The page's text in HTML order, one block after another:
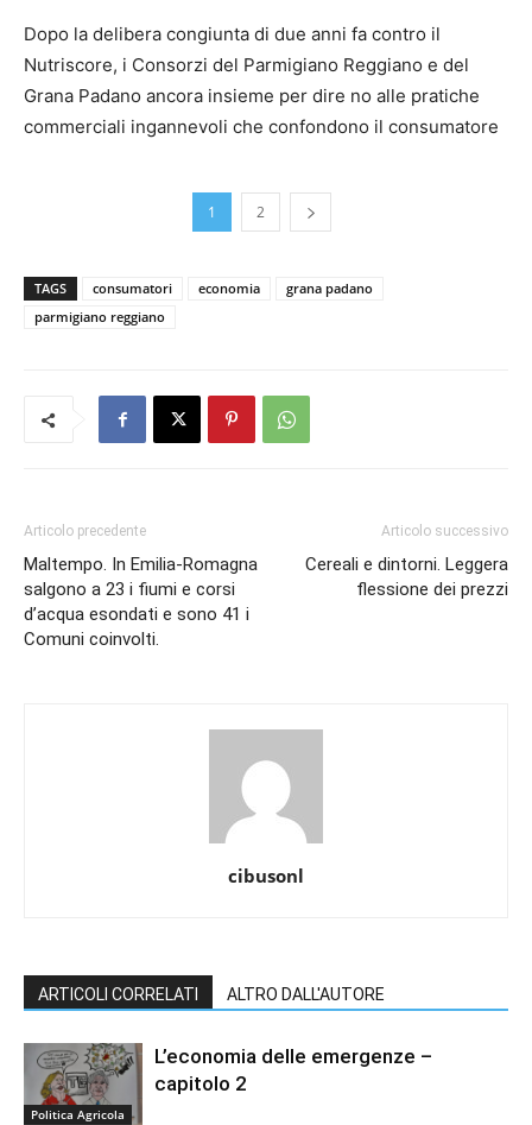
Dopo la delibera congiunta di due anni fa contro il
Nutriscore, i Consorzi del Parmigiano Reggiano e del
Grana Padano ancora insieme per dire no alle pratiche
commerciali ingannevoli che confondono il consumatore
1 2
TAGS consumatori economia
grana padano
parmigiano reggiano
Articolo precedente
Maltempo. In Emilia-Romagna
salgono a 23 i fiumi e corsi
d’acqua esondati e sono 41 i
Comuni coinvolti.
Articolo successivo
Cereali e dintorni. Leggera
flessione dei prezzi
cibusonl
ARTICOLI CORRELATI ALTRO DALL'AUTORE
Politica Agricola
L’economia delle emergenze –
capitolo 2